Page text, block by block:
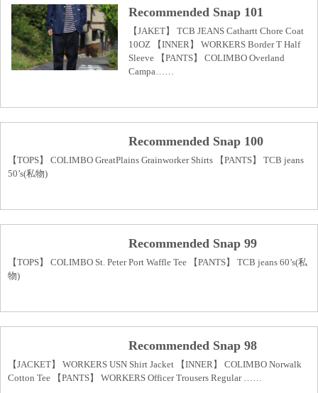
Recommended Snap 101
【JAKET】 TCB JEANS Cathartt Chore Coat
10OZ 【INNER】 WORKERS Border T Half
Sleeve 【PANTS】 COLIMBO Overland
Campa……
Recommended Snap 100
【TOPS】 COLIMBO GreatPlains Grainworker Shirts 【PANTS】 TCB jeans
50’s(私物)
Recommended Snap 99
【TOPS】 COLIMBO St. Peter Port Waffle Tee 【PANTS】 TCB jeans 60’s(私
物)
Recommended Snap 98
【JACKET】 WORKERS USN Shirt Jacket 【INNER】 COLIMBO Norwalk
Cotton Tee 【PANTS】 WORKERS Officer Trousers Regular ……